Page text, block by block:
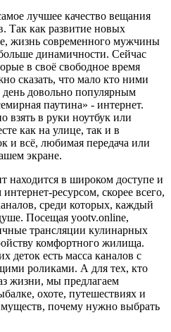
лучшее качество вещания
Так как развитие новых
жизнь современного мужчины
динамичности. Сейчас
в своё свободное время
сказать, что мало кто ними
довольно популярным
паутина» - интернет.
взять в руки ноутбук или
как на улице, так и в
и всё, любимая передача или
экране.
в широком доступе и
ресурсом, скорее всего,
среди которых, каждый
Посещая yootv.online,
трансляции кулинарных
комфортного жилища.
деток есть масса каналов с
роликами. А для тех, кто
жизни, мы предлагаем
охоте, путешествиях и
почему нужно выбрать